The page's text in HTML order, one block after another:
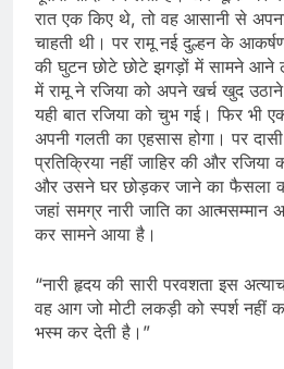
रात एक किए थे, तो वह आसानी से
चाहती थी। पर रामू नई दुल्हन के
की घुटन छोटे छोटे झगड़ों में सामने
में रामू ने रजिया को अपने खर्च खुद
यही बात रजिया को चुभ गई। फिर भी
अपनी गलती का एहसास होगा। पर
प्रतिक्रिया नहीं जाहिर की और रजिया
और उसने घर छोड़कर जाने का फैसला
जहां समग्र नारी जाति का
कर सामने आया है।
“नारी हृदय की सारी परवशता इस
वह आग जो मोटी लकड़ी को स्पर्श
भस्म कर देती है।”